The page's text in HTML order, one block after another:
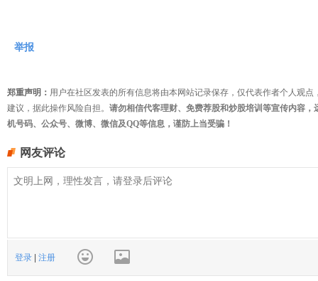
举报
郑重声明： 用户在社区发表的所有信息将由本网站记录保存，仅代表作者个人观
建议，据此操作风险自担。 请勿相信代客理财、免费荐股和炒股培训等宣传内容
机号码、公众号、微博、微信及QQ等信息，谨防上当受骗！
网友评论
登录 注册